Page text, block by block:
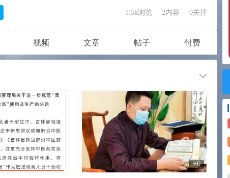
1.5k浏览 2内容 0关注
视频 文章 帖子 付费
+6